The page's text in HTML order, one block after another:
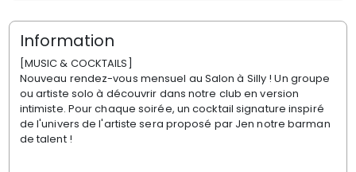
Information
[MUSIC & COCKTAILS]
Nouveau rendez-vous mensuel au Salon à Silly !Un groupe
ou artiste solo à découvrir dans notre club en version
intimiste. Pour chaque soirée, un cocktail signature inspiré
de l'univers de l'artiste sera proposé par Jen notre barman
de talent !